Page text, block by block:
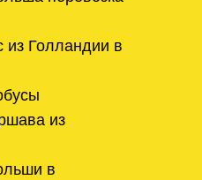
из Голландии в
из
в